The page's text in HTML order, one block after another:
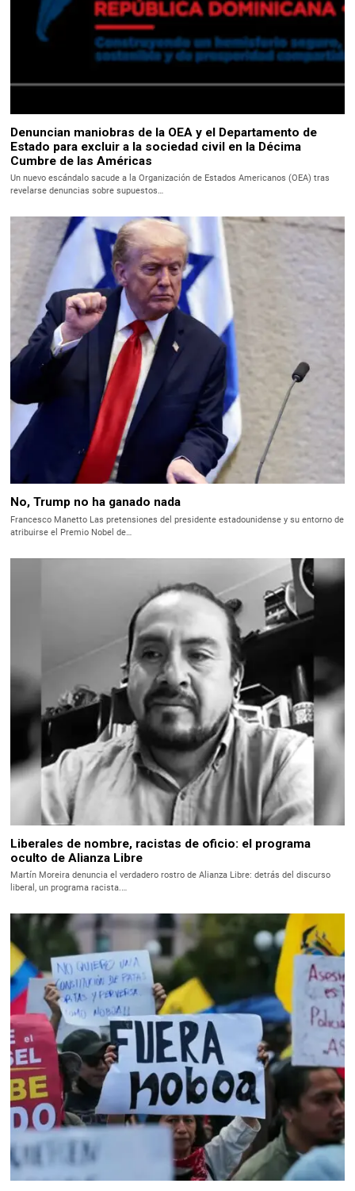
Denuncian maniobras de la OEA y el Departamento de
Estado para excluir a la sociedad civil en la Décima
Cumbre de las Américas
Un nuevo escándalo sacude a la Organización de Estados Americanos (OEA) tras
revelarse denuncias sobre supuestos…
No, Trump no ha ganado nada
Francesco Manetto Las pretensiones del presidente estadounidense y su entorno de
atribuirse el Premio Nobel de…
Liberales de nombre, racistas de oficio: el programa
oculto de Alianza Libre
Martín Moreira denuncia el verdadero rostro de Alianza Libre: detrás del discurso
liberal, un programa racista.…